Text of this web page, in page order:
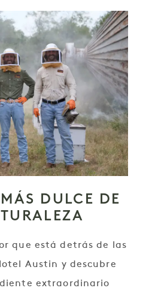
DULCE DE
que está detrás de las
Austin y descubre
extraordinario